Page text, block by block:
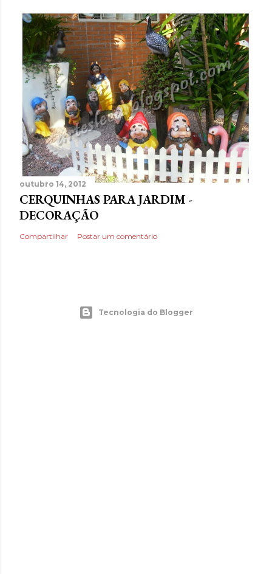
outubro 14, 2012
CERQUINHAS PARA JARDIM -
DECORAÇÃO
Compartilhar Postar um comentário
Tecnologia do Blogger